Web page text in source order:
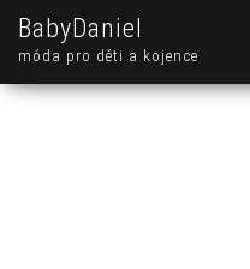
BabyDaniel
móda pro děti a kojence